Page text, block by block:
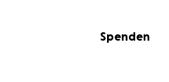
Spenden